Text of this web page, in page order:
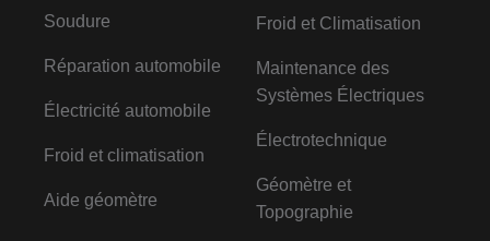
Soudure
Réparation automobile
Électricité automobile
Froid et climatisation
Aide géomètre
Froid et Climatisation
Maintenance des
Systèmes Électriques
Électrotechnique
Géomètre et
Topographie